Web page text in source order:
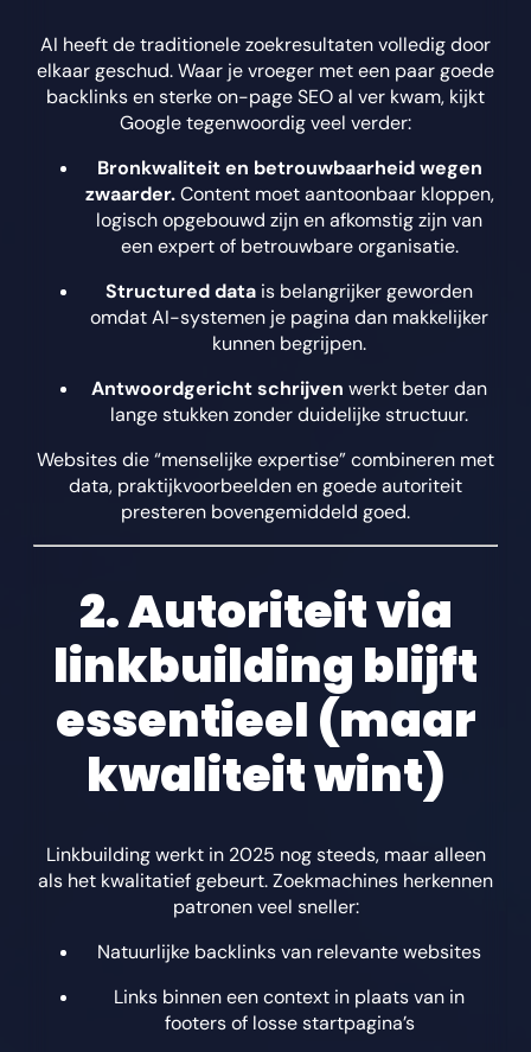
AI heeft de traditionele zoekresultaten volledig door
elkaar geschud. Waar je vroeger met een paar goede
backlinks en sterke on-page SEO al ver kwam, kijkt
Google tegenwoordig veel verder:
Bronkwaliteit en betrouwbaarheid wegen
zwaarder.Content moet aantoonbaar kloppen,
logisch opgebouwd zijn en afkomstig zijn van
een expert of betrouwbare organisatie.
Structured data is belangrijker geworden
omdat AI-systemen je pagina dan makkelijker
kunnen begrijpen.
Antwoordgericht schrijven werkt beter dan
lange stukken zonder duidelijke structuur.
Websites die “menselijke expertise” combineren met
data, praktijkvoorbeelden en goede autoriteit
presteren bovengemiddeld goed.
2. Autoriteit via
linkbuilding blijft
essentieel (maar
kwaliteit wint)
Linkbuilding werkt in 2025 nog steeds, maar alleen
als het kwalitatief gebeurt. Zoekmachines herkennen
patronen veel sneller:
Natuurlijke backlinks van relevante websites
Links binnen een context in plaats van in
footers of losse startpagina’s